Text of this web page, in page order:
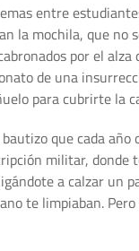
entre
la mochila, que no
por el
de una
para cubrirte la
que cada año
militar, donde
a calzar un
te limpiaban.